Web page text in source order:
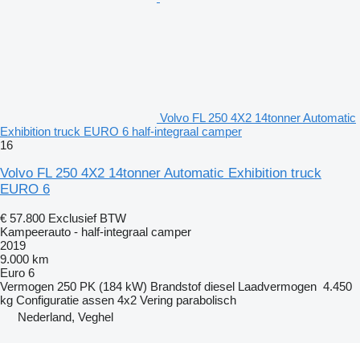
Volvo FL 250 4X2 14tonner Automatic
Exhibition truck EURO 6 half-integraal camper
16
Volvo FL 250 4X2 14tonner Automatic Exhibition truck
EURO 6
€ 57.800 Exclusief BTW
Kampeerauto - half-integraal camper
2019
9.000 km
Euro 6
Vermogen 250 PK (184 kW) Brandstof diesel Laadvermogen 4.450
kg Configuratie assen 4x2 Vering parabolisch
Nederland, Veghel